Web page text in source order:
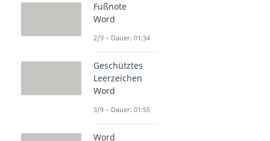
Fußnote
Word
2/9 – Dauer: 01:34
Geschütztes
Leerzeichen
Word
3/9 – Dauer: 01:55
Word